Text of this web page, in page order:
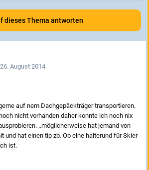
dieses Thema antworten
26. August 2014
auf nem Dachgepäckträger transportieren.
nicht vorhanden daher konnte ich noch nix
..möglicherweise hat jemand von
und hat einen tip zb. Ob eine halterund für Skier
ist.